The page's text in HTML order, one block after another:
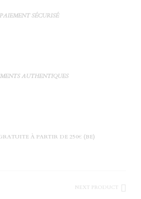
PAIEMENT SÉCURISÉ
AUTHENTIQUES
À PARTIR DE 250€ (BE)
NEXT PRODUCT